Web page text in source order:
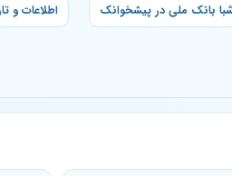
بانک ملی در پیشخوانک اطلاعات و